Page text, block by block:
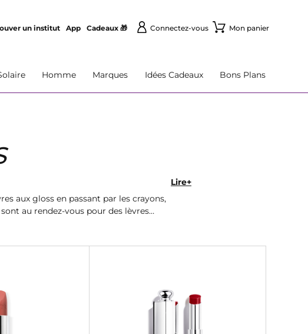
un institut App Cadeaux 🎁 Connectez-vous Mon panier
Homme Marques Idées Cadeaux Bons Plans
aux gloss en passant par les crayons,
au rendez-vous pour des lèvres
Lire+